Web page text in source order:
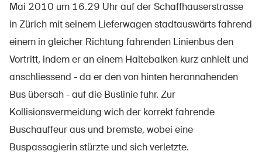
UPI – chi siamo
Media
Sinus Plus
Campagne
Mai 2010 um 16.29 Uhr auf der Schaffhauserstrasse
in Zürich mit seinem Lieferwagen stadtauswärts fahrend
einem in gleicher Richtung fahrenden Linienbus den
Vortritt, indem er an einem Haltebalken kurz anhielt und
anschliessend - da er den von hinten herannahenden
Bus übersah - auf die Buslinie fuhr. Zur
Kollisionsvermeidung wich der korrekt fahrende
Buschauffeur aus und bremste, wobei eine
Buspassagierin stürzte und sich verletzte.